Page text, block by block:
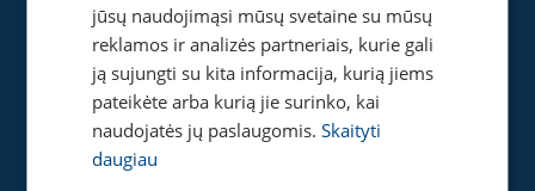
Naudinga
Gaukite pasiūlymą
Tinklaraštis
jūsų naudojimąsi mūsų svetaine su mūsų
reklamos ir analizės partneriais, kurie gali
ją sujungti su kita informacija, kurią jiems
pateikėte arba kurią jie surinko, kai
naudojatės jų paslaugomis. Skaityti
daugiau